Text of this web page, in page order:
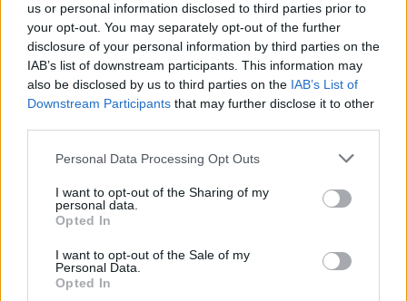
us or personal information disclosed to third parties prior to
your opt-out. You may separately opt-out of the further
disclosure of your personal information by third parties on the
IAB’s list of downstream participants. This information may
also be disclosed by us to third parties on the IAB’s List of
Downstream Participants that may further disclose it to other
Please note that this website/app uses one or more Google
not limited to your visit or usage behaviour. You may click to
grant or deny consent to Google and its third-party tags to
use your data for below specified purposes in below Google
consent section.
Personal Data Processing Opt Outs
I want to opt-out of the Sharing of my
personal data.
Opted In
I want to opt-out of the Sale of my
Personal Data.
Opted In
Egyre inkább olyan, mintha egy olyan filmre ült
volna be az ember, amit a kritika abszurd drámának